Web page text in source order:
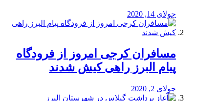
جولای 14, 2020
مسافران کرجی امروز از فرودگاه
پیام البرز راهی کیش شدند
جولای 2, 2020